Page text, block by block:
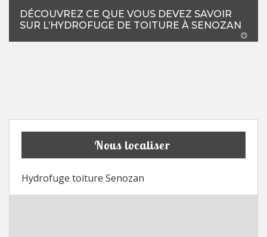
DÉCOUVREZ CE QUE VOUS DEVEZ SAVOIR
SUR L’HYDROFUGE DE TOITURE À SENOZAN
Nous localiser
Hydrofuge toiture Senozan